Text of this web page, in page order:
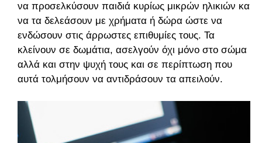
να προσελκύσουν παιδιά κυρίως μικρών ηλικιών και
να τα δελεάσουν με χρήματα ή δώρα ώστε να
ενδώσουν στις άρρωστες επιθυμίες τους. Τα
κλείνουν σε δωμάτια, ασελγούν όχι μόνο στο σώμα
αλλά και στην ψυχή τους και σε περίπτωση που
αυτά τολμήσουν να αντιδράσουν τα απειλούν.